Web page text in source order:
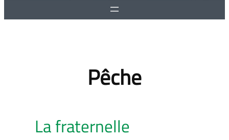
Pêche
La fraternelle